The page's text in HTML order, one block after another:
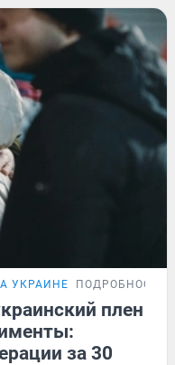
УКРАИНЕ ПОДРОБНОСТИ
плен
за 30